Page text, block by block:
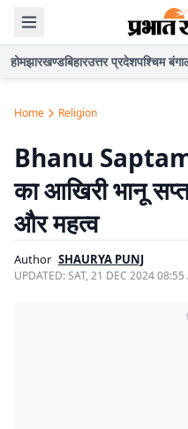
होमझारखण्डबिहारउत्तर प्रदेशपश्चिम
Home Religion
Bhanu
का आखिरी भानू
और महत्व
Author SHAURYA PUNJ
UPDATED:SAT, 21 DEC 2024 08:55